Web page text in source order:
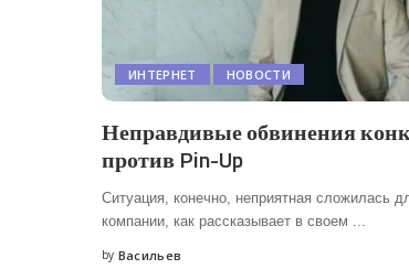
ИНТЕРНЕТ НОВОСТИ
Неправдивые обвинения
против Pin-Up
Ситуация, конечно, неприятная сложилась
компании, как рассказывает в своем ...
Posted
by Васильев